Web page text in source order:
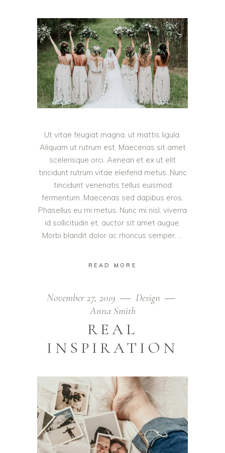
Ut vitae feugiat magna, ut mattis ligula.
Aliquam ut rutrum est. Maecenas sit amet
scelerisque orci. Aenean et ex ut elit
tincidunt rutrum vitae eleifend metus. Nunc
tincidunt venenatis tellus euismod
fermentum. Maecenas sed dapibus eros.
Phasellus eu mi metus. Nunc mi nisl, viverra
id sollicitudin et, auctor sit amet augue.
Morbi blandit dolor ac rhoncus semper.
READ MORE
November 27, 2019
Design
Anna Smith
REAL
INSPIRATION